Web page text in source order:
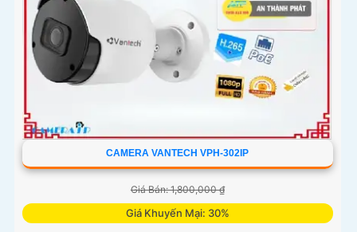
CAMERA VANTECH VPH-302IP
Giá Bán: 1,800,000 ₫
Giá Khuyến Mại: 30%